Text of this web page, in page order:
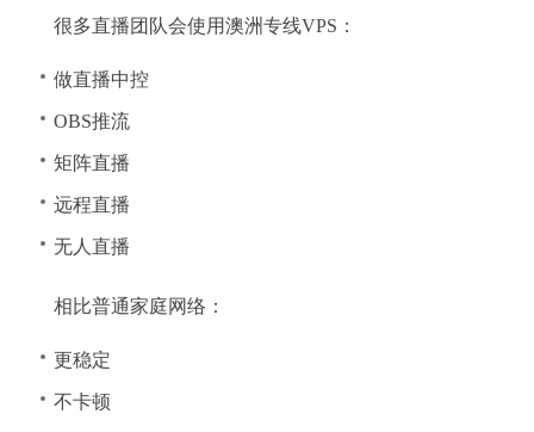
很多直播团队会使用澳洲专线VPS：
做直播中控
OBS推流
矩阵直播
远程直播
无人直播
相比普通家庭网络：
更稳定
不卡顿